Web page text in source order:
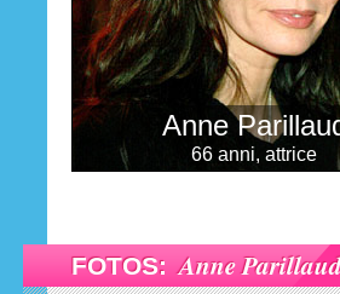
Anne
66 anni, attrice
FOTOS: Anne